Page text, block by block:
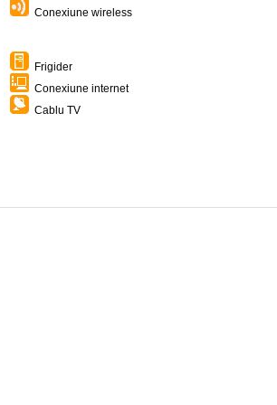
Conexiune wireless
Frigider
Conexiune internet
Cablu TV